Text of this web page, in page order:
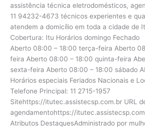
assistência técnica eletrodomésticos,
11 94232-4673 técnicos experientes e
atendem a domicílio em toda a cidade de
Cobertura: Itu Horários domingo
Aberto 08:00 – 18:00 terça-feira Aberto
feira Aberto 08:00 – 18:00 quinta-feira
sexta-feira Aberto 08:00 – 18:00 sábado
Horários especiais Feriados Nacionais e
Telefone Principal: 11 2715-1957
Sitehttps://itutec.assistecsp.com.br URL
agendamentohttps://
Atributos DestaquesAdministrado por